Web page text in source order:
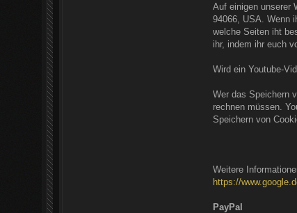
Auf einigen unserer
94066, USA. Wenn
welche Seiten iht
ihr, indem ihr euch
Wird ein Youtube-
Wer das Speichern
rechnen müssen.
Speichern von
Weitere
https://
PayPal